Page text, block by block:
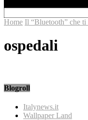
Home Il “Bluetooth” che ti
ospedali
Blogroll
Italynews.it
Wallpaper Land